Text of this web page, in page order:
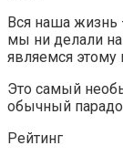
Вся наша жизнь
мы ни делали
являемся этому
Это самый
обычный
Рейтинг